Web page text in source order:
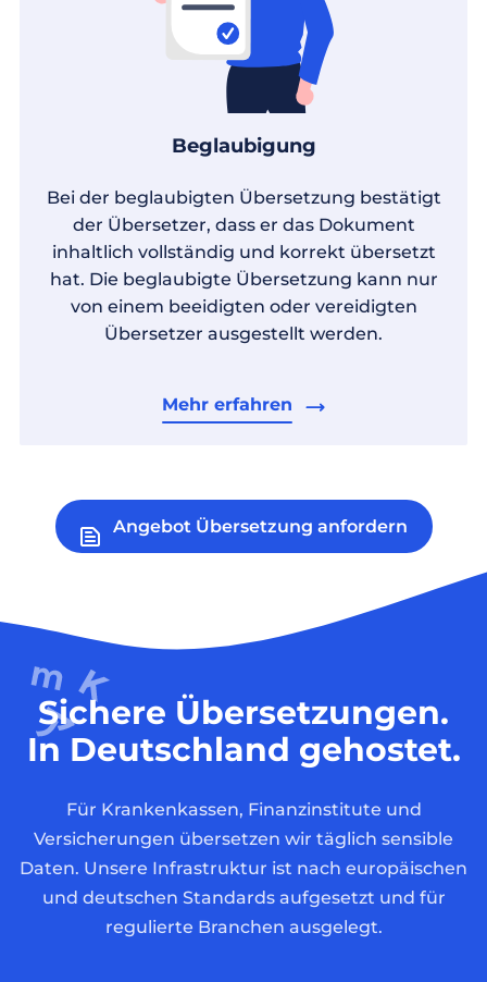
Beglaubigung
Bei der beglaubigten Übersetzung bestätigt
der Übersetzer, dass er das Dokument
inhaltlich vollständig und korrekt übersetzt
hat. Die beglaubigte Übersetzung kann nur
von einem beeidigten oder vereidigten
Übersetzer ausgestellt werden.
Mehr erfahren
Angebot Übersetzung anfordern
Sichere Übersetzungen.
In Deutschland gehostet.
Für Krankenkassen, Finanzinstitute und
Versicherungen übersetzen wir täglich sensible
Daten. Unsere Infrastruktur ist nach europäischen
und deutschen Standards aufgesetzt und für
regulierte Branchen ausgelegt.